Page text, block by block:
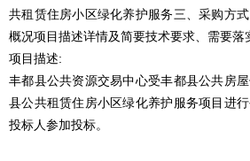
共租赁住房小区绿化养护服务三、采购方
概况项目描述详情及简要技术要求、需要
项目描述:
丰都县公共资源交易中心受丰都县公共房
县公共租赁住房小区绿化养护服务项目进
投标人参加投标。